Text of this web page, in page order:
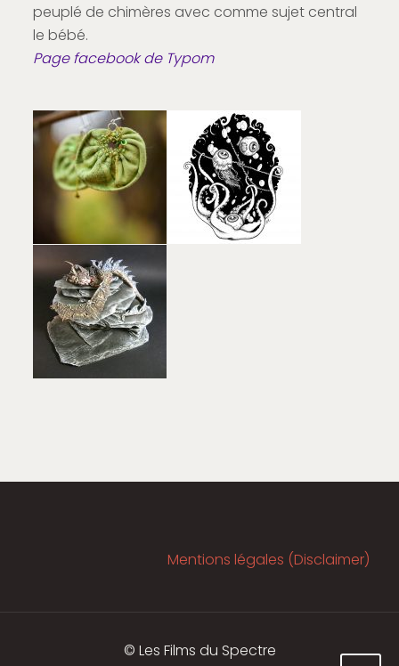
peuplé de chimères avec comme sujet central
le bébé.
Page facebook de Typom
Mentions légales (Disclaimer)
© Les Films du Spectre